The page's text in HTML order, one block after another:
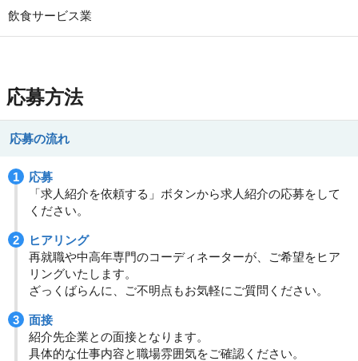
飲食サービス業
応募方法
応募の流れ
応募
「求人紹介を依頼する」ボタンから求人紹介の応募をして
ください。
ヒアリング
再就職や中高年専門のコーディネーターが、ご希望をヒア
リングいたします。
ざっくばらんに、ご不明点もお気軽にご質問ください。
面接
紹介先企業との面接となります。
具体的な仕事内容と職場雰囲気をご確認ください。